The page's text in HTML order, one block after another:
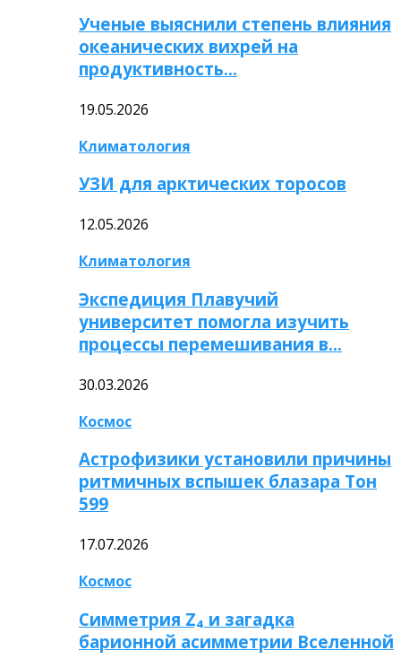
Ученые выяснили степень влияния
океанических вихрей на
продуктивность…
19.05.2026
Климатология
УЗИ для арктических торосов
12.05.2026
Климатология
Экспедиция Плавучий
университет помогла изучить
процессы перемешивания в…
30.03.2026
Космос
Астрофизики установили причины
ритмичных вспышек блазара Тон
599
17.07.2026
Космос
Симметрия Z₄ и загадка
барионной асимметрии Вселенной